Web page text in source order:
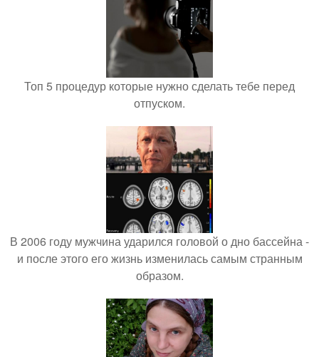
Топ 5 процедур которые нужно сделать тебе перед
отпуском.
В 2006 году мужчина ударился головой о дно бассейна -
и после этого его жизнь изменилась самым странным
образом.